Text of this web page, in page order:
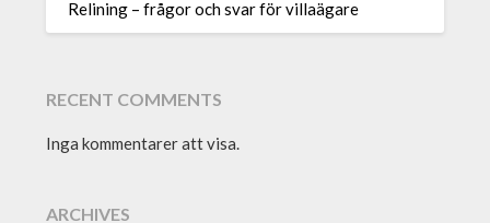
Relining – frågor och svar för villaägare
RECENT COMMENTS
Inga kommentarer att visa.
ARCHIVES